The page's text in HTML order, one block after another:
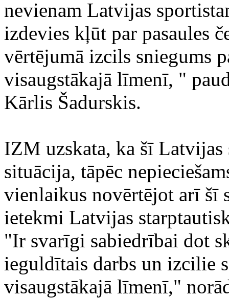
nevienam Latvijas
izdevies kļūt par pasaules
vērtējumā izcils sniegums
visaugstākajā līmenī, "
Kārlis Šadurskis.
IZM uzskata, ka šī
situācija, tāpēc
vienlaikus novērtējot arī šī
ietekmi Latvijas
"Ir svarīgi sabiedrībai dot
ieguldītais darbs un izcilie
visaugstākajā līmenī,"